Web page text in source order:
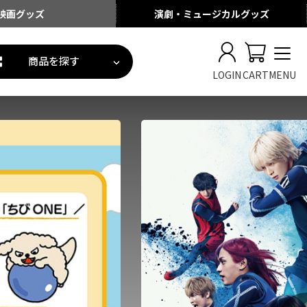
画グッズ 演劇・ミュージカルグッズ
商品を探す
LOGINCARTMENU